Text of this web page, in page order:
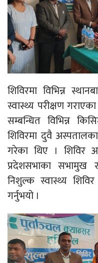
शिविरमा विभिन्न
स्वास्थ्य परीक्षण
सम्बन्धित विभिन्न
शिविरमा दुवै
गरेका थिए । शिविर
प्रदेशसभाका सभामुख
निशुल्क स्वास्थ्य
गर्नुभयो ।